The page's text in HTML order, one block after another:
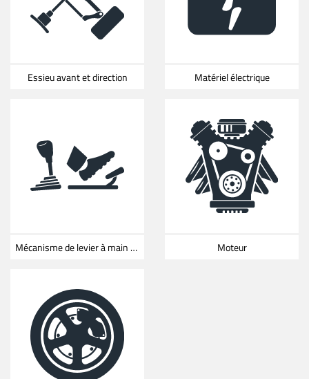
Essieu avant et direction Matériel électrique
Mécanisme de levier à main et à pied Moteur